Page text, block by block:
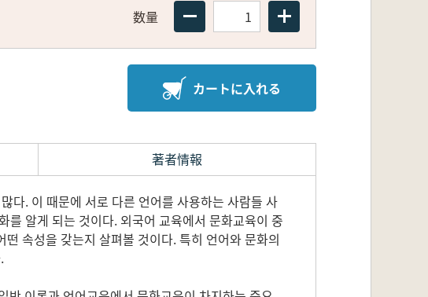
数量
カートに入れる
著者情報
다. 이 때문에 서로 다른 언어를 사용하는 사람들 사
를 알게 되는 것이다. 외국어 교육에서 문화교육이 중
속성을 갖는지 살펴볼 것이다. 특히 언어와 문화의